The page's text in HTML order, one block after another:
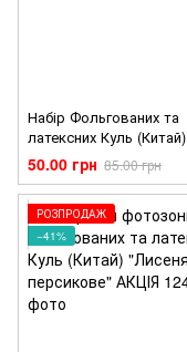
Набір Фольгованих та
латексних Куль (Китай)
"Корона блакитна, Iittle
АКЦІЯ
50.00 грн 85.00 грн
РОЗПРОДАЖ
−41%